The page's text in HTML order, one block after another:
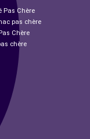
Pas Chère
pas chère
Chère
chère